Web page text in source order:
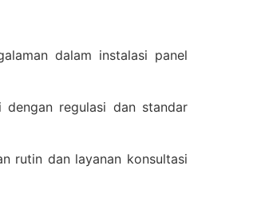
dalam instalasi panel
dengan regulasi dan standar
rutin dan layanan konsultasi